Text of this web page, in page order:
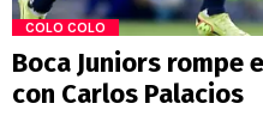
COLO COLO
Boca Juniors rompe
con Carlos Palacios